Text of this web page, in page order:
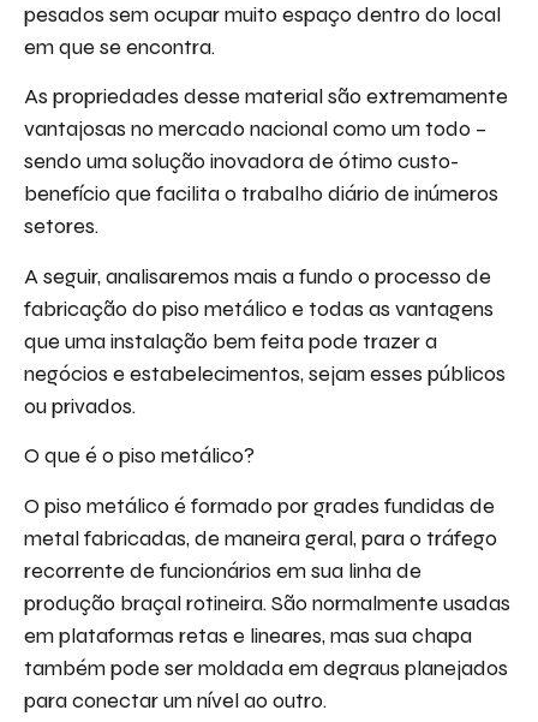
pesados sem ocupar muito espaço dentro do local
em que se encontra.
As propriedades desse material são extremamente
vantajosas no mercado nacional como um todo –
sendo uma solução inovadora de ótimo custo-
benefício que facilita o trabalho diário de inúmeros
setores.
A seguir, analisaremos mais a fundo o processo de
fabricação do piso metálico e todas as vantagens
que uma instalação bem feita pode trazer a
negócios e estabelecimentos, sejam esses públicos
ou privados.
O que é o piso metálico?
O piso metálico é formado por grades fundidas de
metal fabricadas, de maneira geral, para o tráfego
recorrente de funcionários em sua linha de
produção braçal rotineira. São normalmente usadas
em plataformas retas e lineares, mas sua chapa
também pode ser moldada em degraus planejados
para conectar um nível ao outro.